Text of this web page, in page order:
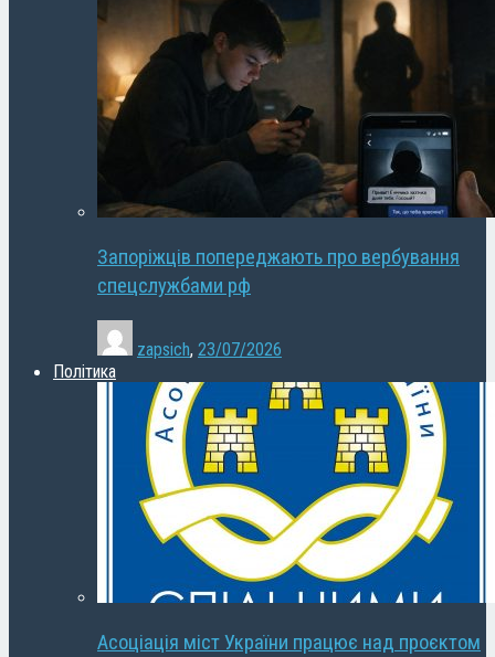
Запоріжців попереджають про вербування
спецслужбами рф
zapsich, 23/07/2026
Політика
Асоціація міст України працює над проєктом